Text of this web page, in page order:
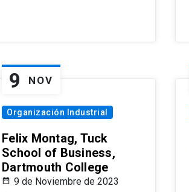
9 NOV
Organización Industrial
Felix Montag, Tuck
School of Business,
Dartmouth College
9 de Noviembre de 2023